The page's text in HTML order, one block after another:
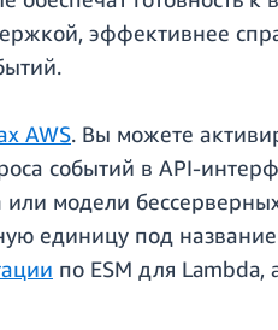
эффективнее
AWS. Вы можете
событий в API-
или модели
единицу под
по ESM для Lambda,